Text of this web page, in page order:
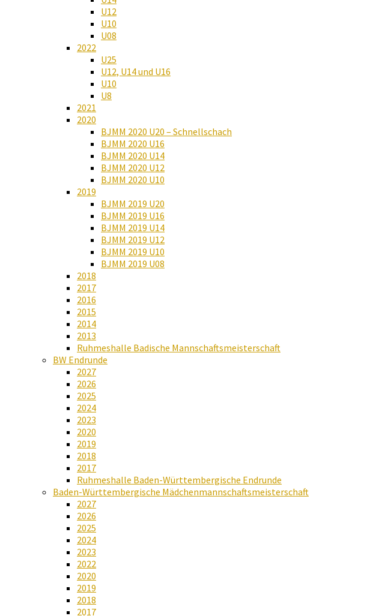
U12
U10
U08
2022
U25
U12, U14 und U16
U10
U8
2021
2020
BJMM 2020 U20 – Schnellschach
BJMM 2020 U16
BJMM 2020 U14
BJMM 2020 U12
BJMM 2020 U10
2019
BJMM 2019 U20
BJMM 2019 U16
BJMM 2019 U14
BJMM 2019 U12
BJMM 2019 U10
BJMM 2019 U08
2018
2017
2016
2015
2014
2013
Ruhmeshalle Badische Mannschaftsmeisterschaft
BW Endrunde
2027
2026
2025
2024
2023
2020
2019
2018
2017
Ruhmeshalle Baden-Württembergische Endrunde
Baden-Württembergische Mädchenmannschaftsmeisterschaft
2027
2026
2025
2024
2023
2022
2020
2019
2018
2017